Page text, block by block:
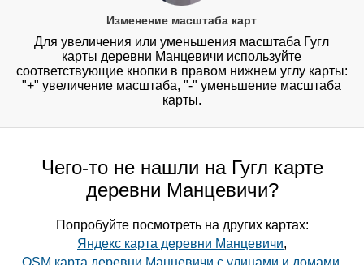
Изменение масштаба карт
Для увеличения или уменьшения масштаба Гугл
карты деревни Манцевичи используйте
соответствующие кнопки в правом нижнем углу карты:
"+" увеличение масштаба, "-" уменьшение масштаба
карты.
Чего-то не нашли на Гугл карте
деревни Манцевичи?
Попробуйте посмотреть на других картах:
Яндекс карта деревни Манцевичи,